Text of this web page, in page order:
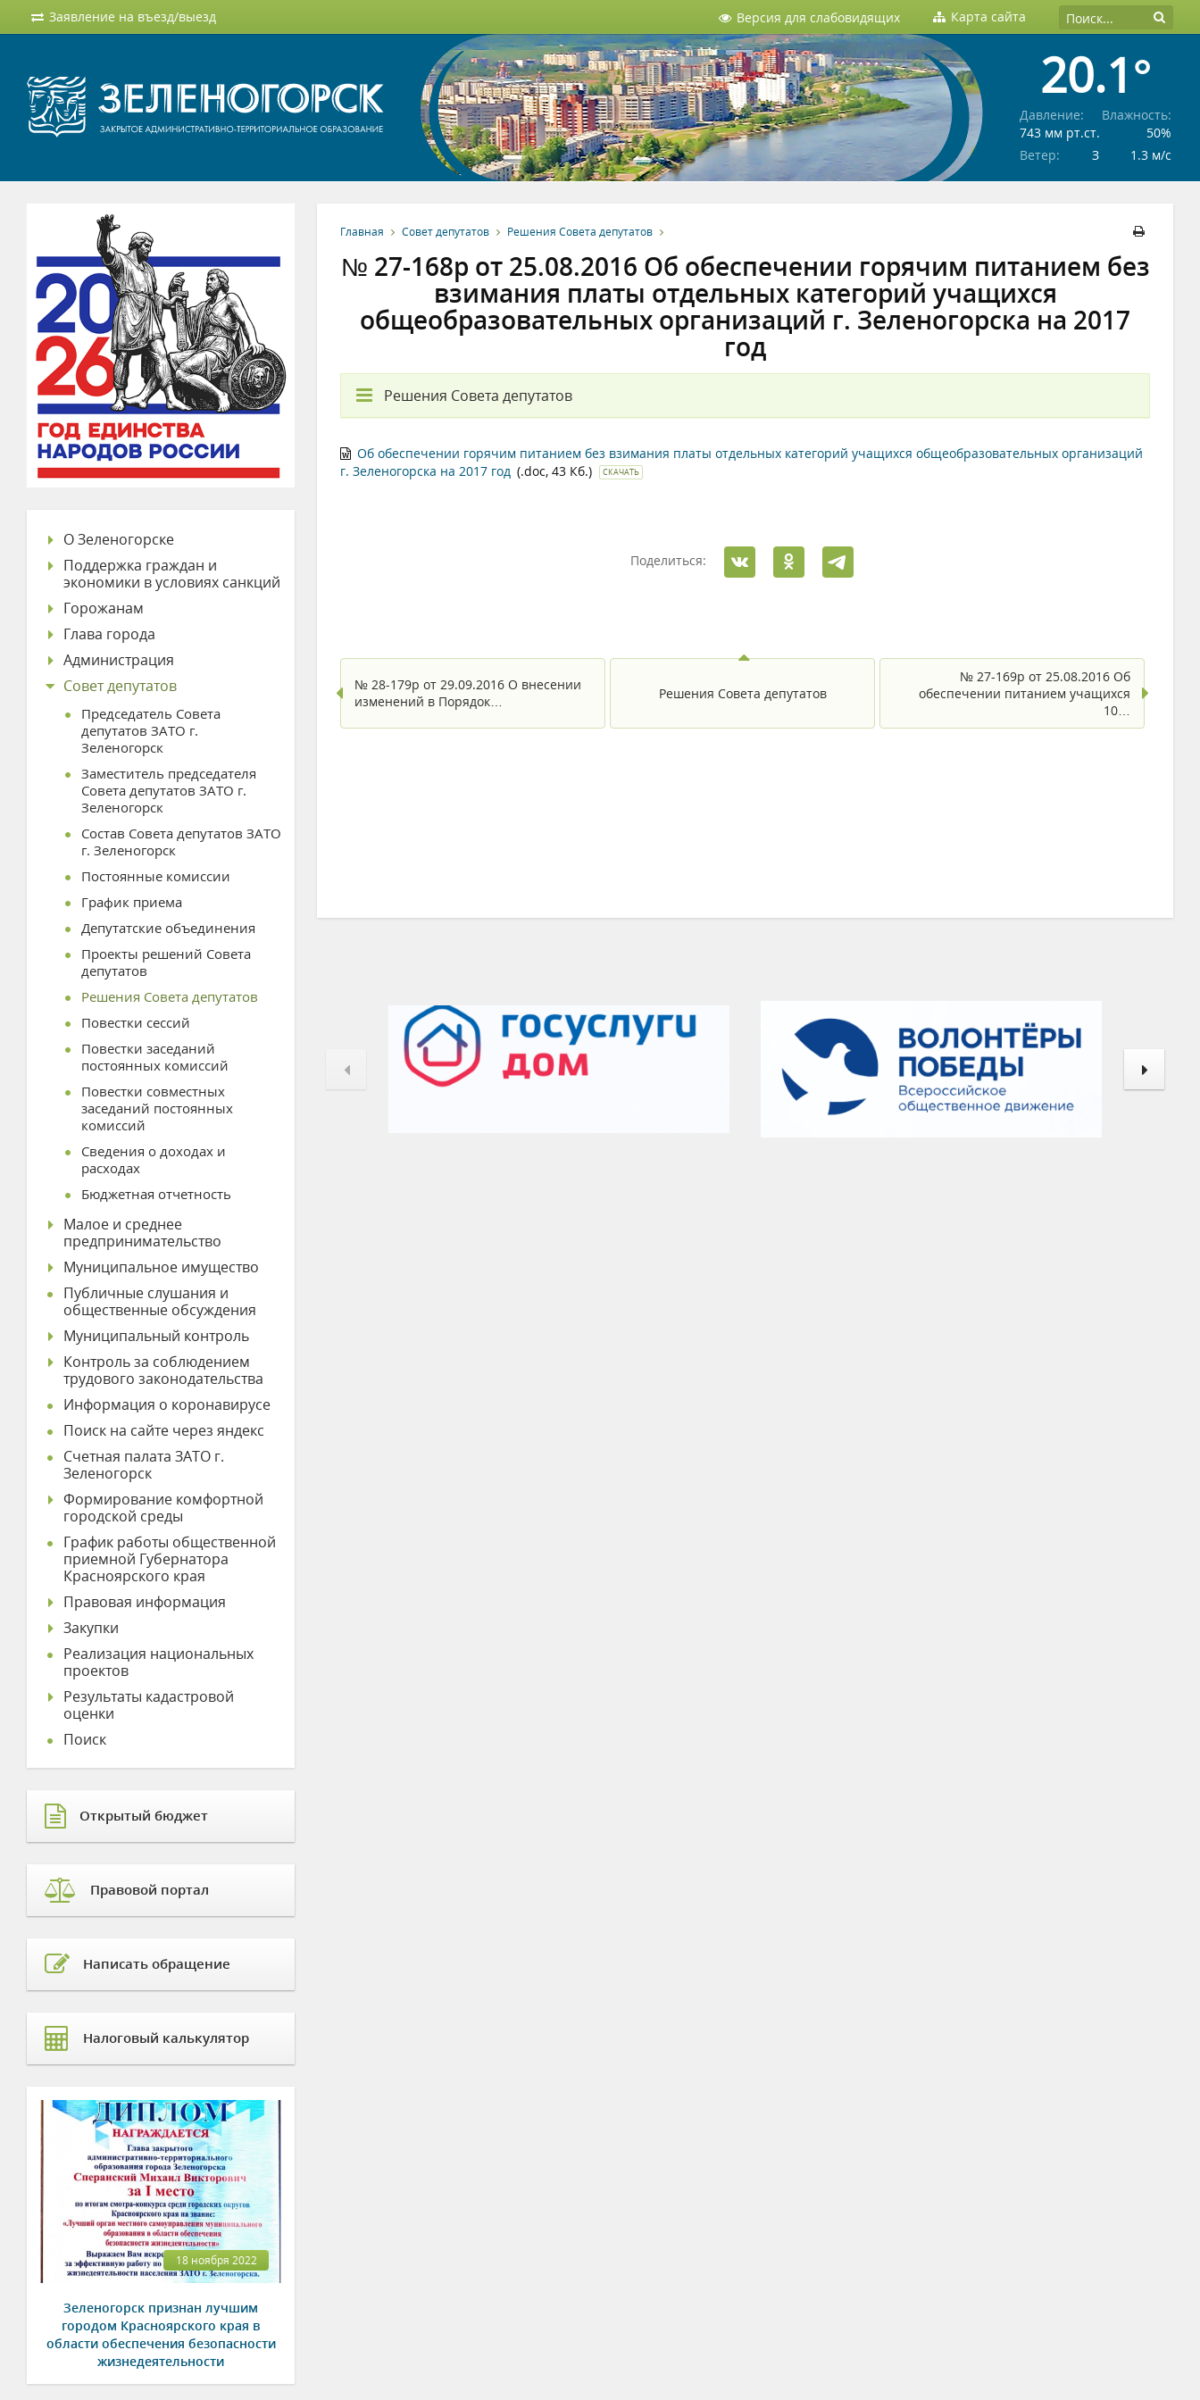
Заявление на въезд/выезд Версия для слабовидящих Карта сайта
20.1°
Давление:
743 мм рт.ст.
Влажность:
50%
Ветер:
З 1.3 м/c
Главная Совет депутатов Решения Совета депутатов
№ 27-168р от 25.08.2016 Об обеспечении горячим питанием без
взимания платы отдельных категорий учащихся
общеобразовательных организаций г. Зеленогорска на 2017
год
Решения Совета депутатов
Об обеспечении горячим питанием без взимания платы отдельных категорий учащихся общеобразовательных организаций
г. Зеленогорска на 2017 год (.doc, 43 Кб.) СКАЧАТЬ
Поделиться:
№ 28-179р от 29.09.2016 О внесении
изменений в Порядок…
Решения Совета депутатов
№ 27-169р от 25.08.2016 Об
обеспечении питанием учащихся
10…
О Зеленогорске
Поддержка граждан и
экономики в условиях санкций
Горожанам
Глава города
Администрация
Совет депутатов
Председатель Совета
депутатов ЗАТО г.
Зеленогорск
Заместитель председателя
Совета депутатов ЗАТО г.
Зеленогорск
Состав Совета депутатов ЗАТО
г. Зеленогорск
Постоянные комиссии
График приема
Депутатские объединения
Проекты решений Совета
депутатов
Решения Совета депутатов
Повестки сессий
Повестки заседаний
постоянных комиссий
Повестки совместных
заседаний постоянных
комиссий
Сведения о доходах и
расходах
Бюджетная отчетность
Малое и среднее
предпринимательство
Муниципальное имущество
Публичные слушания и
общественные обсуждения
Муниципальный контроль
Контроль за соблюдением
трудового законодательства
Информация о коронавирусе
Поиск на сайте через яндекс
Счетная палата ЗАТО г.
Зеленогорск
Формирование комфортной
городской среды
График работы общественной
приемной Губернатора
Красноярского края
Правовая информация
Закупки
Реализация национальных
проектов
Результаты кадастровой
оценки
Поиск
Открытый бюджет
Правовой портал
Написать обращение
Налоговый калькулятор
18 ноября 2022
Зеленогорск признан лучшим
городом Красноярского края в
области обеспечения безопасности
жизнедеятельности